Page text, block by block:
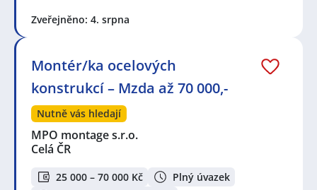
Zveřejněno: 4. srpna
Montér/ka ocelových
konstrukcí – Mzda až 70 000,-
Nutně vás hledají
MPO montage s.r.o.
Celá ČR
25 000 – 70 000 Kč
Plný úvazek